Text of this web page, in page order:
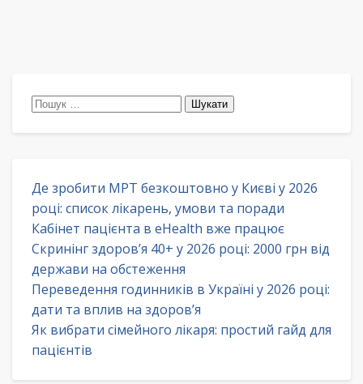
Пошук:
Де зробити МРТ безкоштовно у Києві у 2026
році: список лікарень, умови та поради
Кабінет пацієнта в eHealth вже працює
Скринінг здоров’я 40+ у 2026 році: 2000 грн від
держави на обстеження
Переведення годинників в Україні у 2026 році:
дати та вплив на здоров’я
Як вибрати сімейного лікаря: простий гайд для
пацієнтів